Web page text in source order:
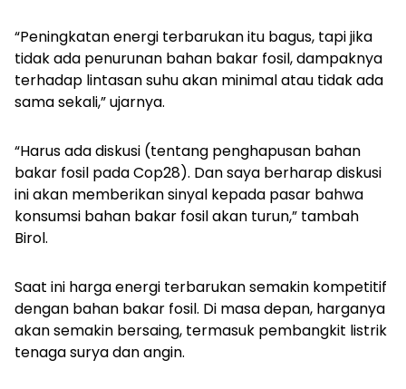
“Peningkatan energi terbarukan itu bagus, tapi jika
tidak ada penurunan bahan bakar fosil, dampaknya
terhadap lintasan suhu akan minimal atau tidak ada
sama sekali,” ujarnya.
“Harus ada diskusi (tentang penghapusan bahan
bakar fosil pada Cop28). Dan saya berharap diskusi
ini akan memberikan sinyal kepada pasar bahwa
konsumsi bahan bakar fosil akan turun,” tambah
Birol.
Saat ini harga energi terbarukan semakin kompetitif
dengan bahan bakar fosil. Di masa depan, harganya
akan semakin bersaing, termasuk pembangkit listrik
tenaga surya dan angin.